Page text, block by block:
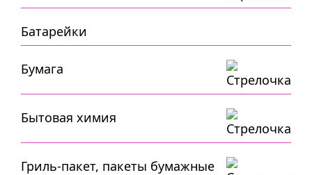
Батарейки
Бумага
Бытовая химия
Гриль-пакет, пакеты бумажные